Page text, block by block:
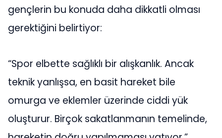
gençlerin bu konuda daha dikkatli olması
gerektiğini belirtiyor:
“Spor elbette sağlıklı bir alışkanlık. Ancak
teknik yanlışsa, en basit hareket bile
omurga ve eklemler üzerinde ciddi yük
oluşturur. Birçok sakatlanmanın temelinde,